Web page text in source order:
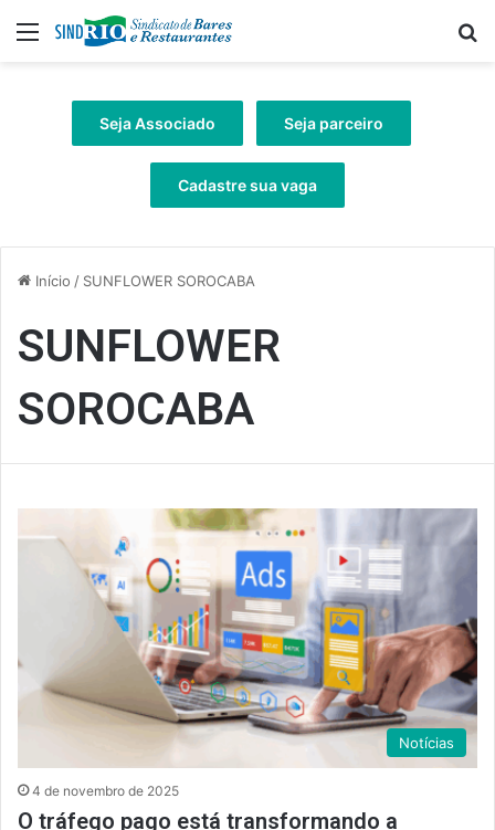
Menu
Seja Associado Seja parceiro
Cadastre sua vaga
Início / SUNFLOWER SOROCABA
SUNFLOWER
SOROCABA
Notícias
4 de novembro de 2025
O tráfego pago está transformando a